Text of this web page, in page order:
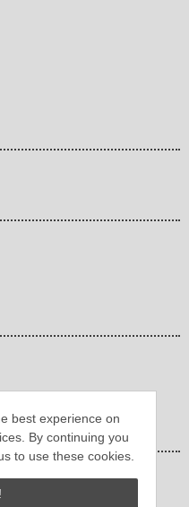
best experience on
By continuing you
to use these cookies.